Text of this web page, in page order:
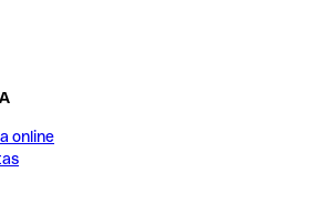
online